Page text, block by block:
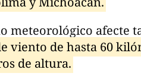
meteorológico afecte
viento de hasta 60
de altura.